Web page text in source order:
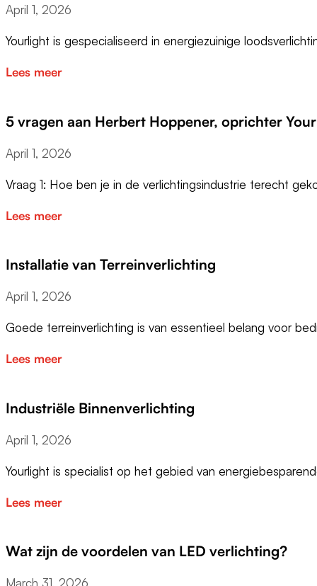
April 1, 2026
Yourlight is gespecialiseerd in energiezuinige
Lees meer
5 vragen aan Herbert Hoppener, oprichter
April 1, 2026
Vraag 1: Hoe ben je in de verlichtingsindustrie terecht
Lees meer
Installatie van Terreinverlichting
April 1, 2026
Goede terreinverlichting is van essentieel belang voor
Lees meer
Industriële Binnenverlichting
April 1, 2026
Yourlight is specialist op het gebied van
Lees meer
Wat zijn de voordelen van LED verlichting?
March 31, 2026